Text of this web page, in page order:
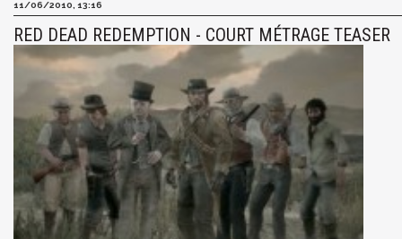
11/06/2010, 13:16
RED DEAD REDEMPTION - COURT MÉTRAGE TEASER